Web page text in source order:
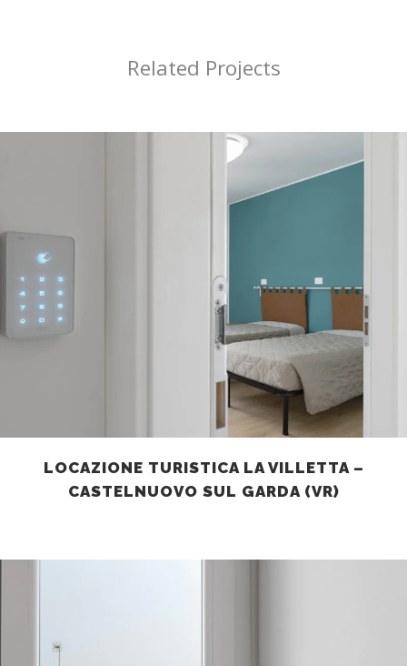
Related Projects
LOCAZIONE TURISTICA LA VILLETTA –
CASTELNUOVO SUL GARDA (VR)